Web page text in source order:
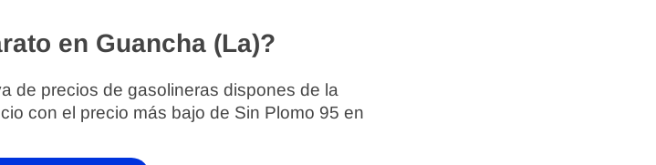
en Guancha (La)?
de precios de gasolineras dispones de la
con el precio más bajo de Sin Plomo 95 en